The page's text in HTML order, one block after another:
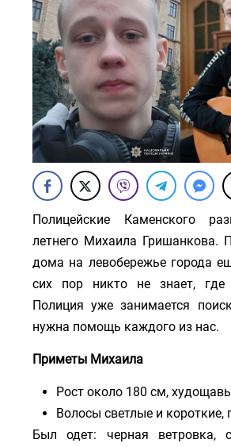
Полицейские Каменского
летнего Михаила Гришанкова.
дома на левобережье города
сих пор никто не знает, где
Полиция уже занимается
нужна помощь каждого из нас.
Приметы Михаила
Рост около 180 см,
Волосы светлые и короткие,
Был одет: черная ветровка,